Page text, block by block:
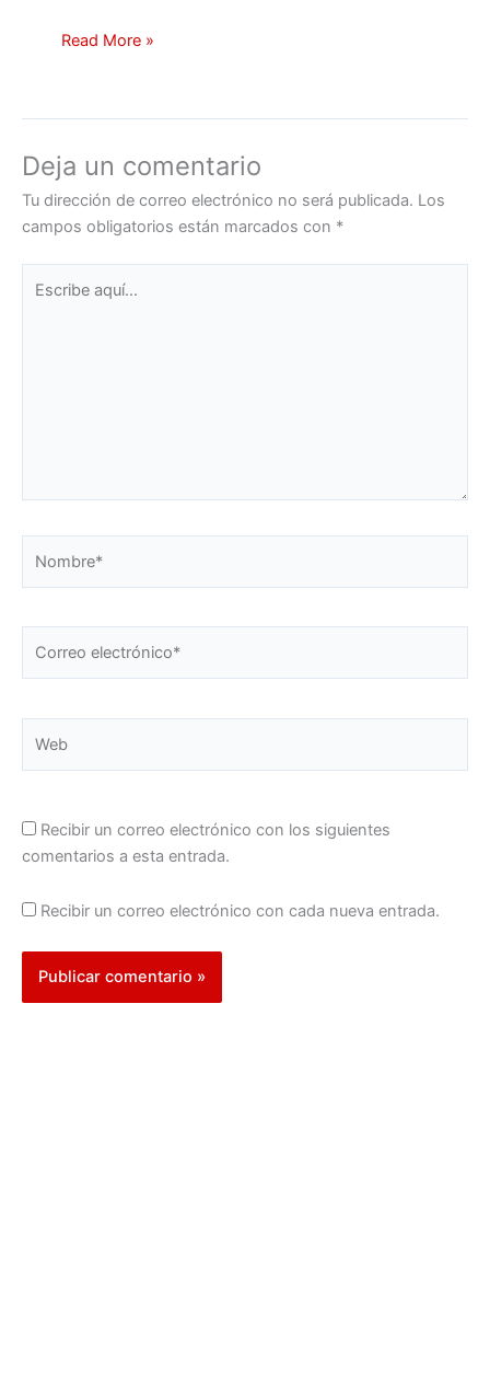
Read More »
Deja un comentario
Tu dirección de correo electrónico no será publicada. Los
campos obligatorios están marcados con *
aquí...
Recibir un correo electrónico con los siguientes
comentarios a esta entrada.
Recibir un correo electrónico con cada nueva entrada.